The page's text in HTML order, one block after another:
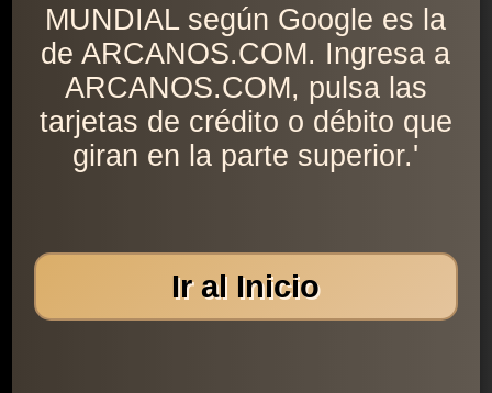
MUNDIAL según Google es la
de ARCANOS.COM. Ingresa a
ARCANOS.COM, pulsa las
tarjetas de crédito o débito que
giran en la parte superior.'
Ir al Inicio